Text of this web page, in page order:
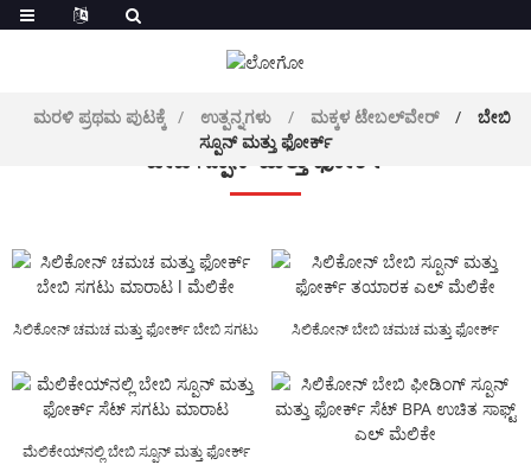
ಮರಳಿ ಪ್ರಥಮ ಪುಟಕ್ಕೆ ಉತ್ಪನ್ನಗಳು ಮಕ್ಕಳ ಟೇಬಲ್‌ವೇರ್
ಬೇಬಿ
ಸ್ಪೂನ್ ಮತ್ತು ಫೋರ್ಕ್
ಬೇಬಿ ಸ್ಪೂನ್ ಮತ್ತು ಫೋರ್ಕ್
ಸಿಲಿಕೋನ್ ಚಮಚ ಮತ್ತು ಫೋರ್ಕ್ ಬೇಬಿ ಸಗಟು
ಸಿಲಿಕೋನ್ ಬೇಬಿ ಚಮಚ ಮತ್ತು ಫೋರ್ಕ್
ಮೆಲಿಕೇಯ್‌ನಲ್ಲಿ ಬೇಬಿ ಸ್ಪೂನ್ ಮತ್ತು ಫೋರ್ಕ್